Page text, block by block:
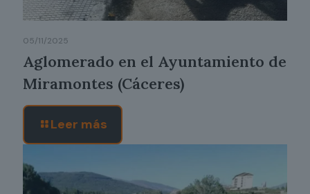
05/11/2025
Aglomerado en el Ayuntamiento de
Miramontes (Cáceres)
Leer más